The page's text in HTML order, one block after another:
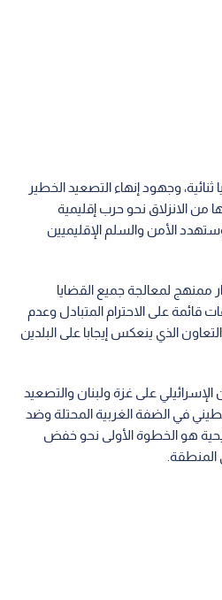
وجهود إنهاء التصعيد الخطير
من الانزلاق نحو حرب إقليمية
الأمن والسلم الإقليميين
ممنهج لمعالجة جميع القضايا
قائمة على الاحترام المتبادل وعدم
الذي ينعكس إيجابا على البلدين
على غزة ولبنان والتصعيد
في الضفة الغربية المحتلة وضد
هو الخطوة الأولى نحو خفض
المنطقة.